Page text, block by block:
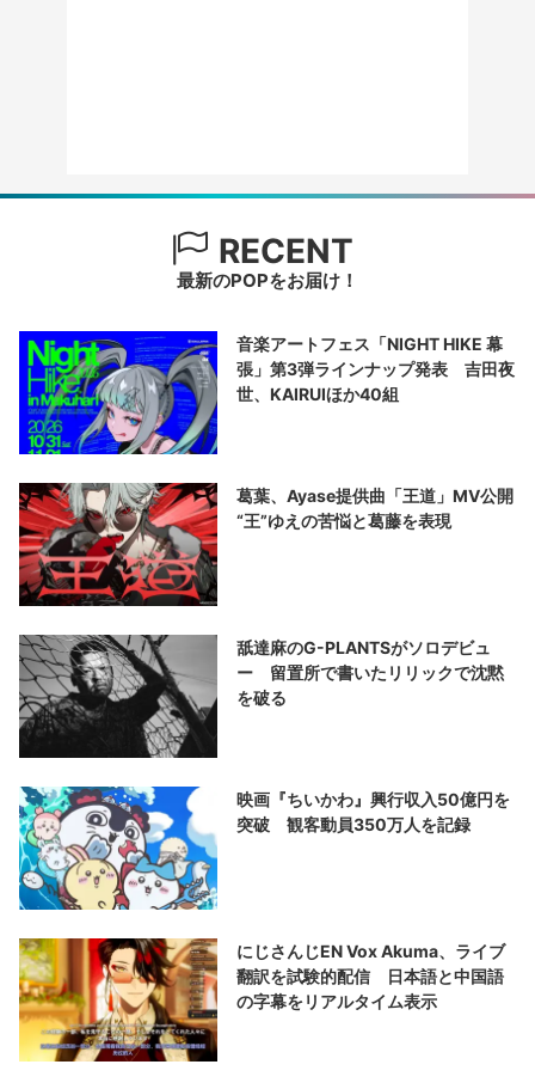
RECENT
最新のPOPをお届け！
音楽アートフェス「NIGHT HIKE 幕
張」第3弾ラインナップ発表 吉田夜
世、KAIRUIほか40組
葛葉、Ayase提供曲「王道」MV公開
“王”ゆえの苦悩と葛藤を表現
舐達麻のG-PLANTSがソロデビュ
ー 留置所で書いたリリックで沈黙
を破る
映画『ちいかわ』興行収入50億円を
突破 観客動員350万人を記録
にじさんじEN Vox Akuma、ライブ
翻訳を試験的配信 日本語と中国語
の字幕をリアルタイム表示